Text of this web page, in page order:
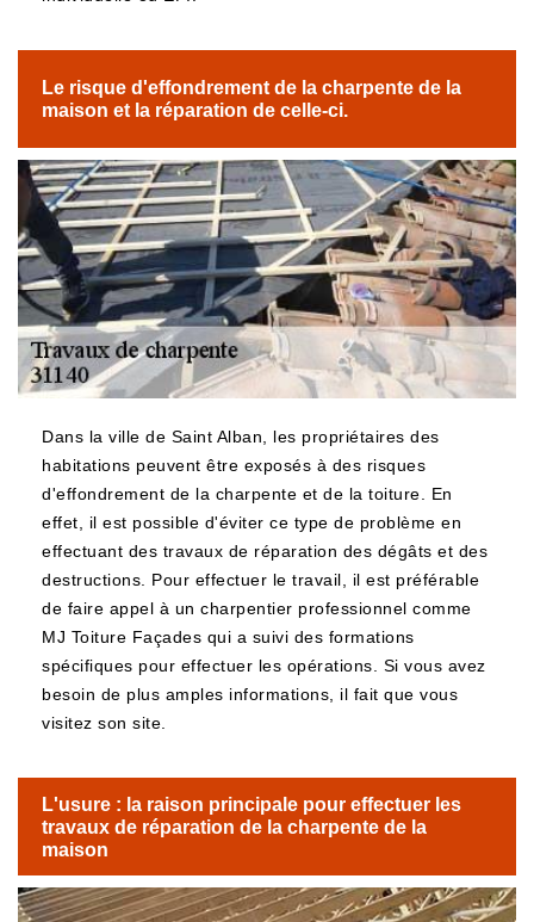
Le risque d'effondrement de la charpente de la
maison et la réparation de celle-ci.
Dans la ville de Saint Alban, les propriétaires des
habitations peuvent être exposés à des risques
d'effondrement de la charpente et de la toiture. En
effet, il est possible d'éviter ce type de problème en
effectuant des travaux de réparation des dégâts et des
destructions. Pour effectuer le travail, il est préférable
de faire appel à un charpentier professionnel comme
MJ Toiture Façades qui a suivi des formations
spécifiques pour effectuer les opérations. Si vous avez
besoin de plus amples informations, il fait que vous
visitez son site.
L'usure : la raison principale pour effectuer les
travaux de réparation de la charpente de la
maison